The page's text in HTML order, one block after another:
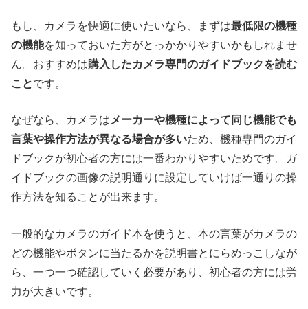
もし、カメラを快適に使いたいなら、まずは最低限の機種
の機能を知っておいた方がとっかかりやすいかもしれませ
ん。おすすめは購入したカメラ専門のガイドブックを読む
ことです。
なぜなら、カメラはメーカーや機種によって同じ機能でも
言葉や操作方法が異なる場合が多いため、機種専門のガイ
ドブックが初心者の方には一番わかりやすいためです。ガ
イドブックの画像の説明通りに設定していけば一通りの操
作方法を知ることが出来ます。
一般的なカメラのガイド本を使うと、本の言葉がカメラの
どの機能やボタンに当たるかを説明書とにらめっこしなが
ら、一つ一つ確認していく必要があり、初心者の方には労
力が大きいです。